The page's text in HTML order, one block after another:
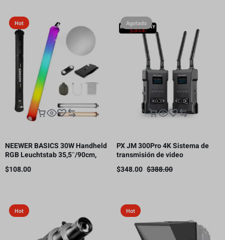
Hot
NEEWER BASICS 30W Handheld
RGB Leuchtstab 35,5″/90cm,
5000mAh Typ C 45W in/30W Out
$108.00
Agotado
PX JM 300Pro 4K Sistema de
transmisión de video
inalámbrico, transmisor y
receptor HDMI, 300m
$388.00
$348.00
Hot Hot